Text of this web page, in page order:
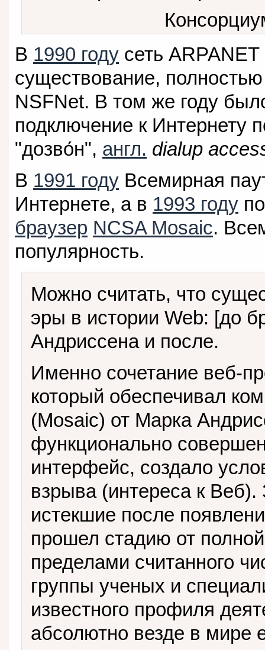
В 1990 году сеть
существование,
NSFNet. В том же году
подключение к Интернету
"дозво́н", англ. dialup
В 1991 году Всемирная
Интернете, а в 1993 году
браузер NCSA Mosaic.
популярность.
Можно считать, что
эры в истории Web: [до
Андриссена и после.
Именно сочетание веб-
который обеспечивал
(Mosaic) от Марка
функционально
интерфейс, создало
взрыва (интереса к
истекшие после
прошел стадию от
пределами считанного
группы ученых и
известного профиля
абсолютно везде в мире